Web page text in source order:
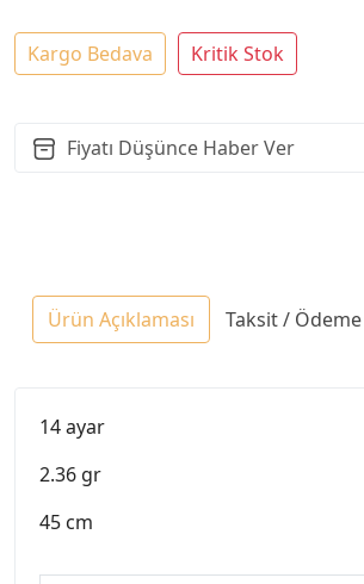
Kargo Bedava Kritik Stok
Fiyatı Düşünce Haber Ver
Ürün Açıklaması Taksit /
14 ayar
2.36 gr
45 cm